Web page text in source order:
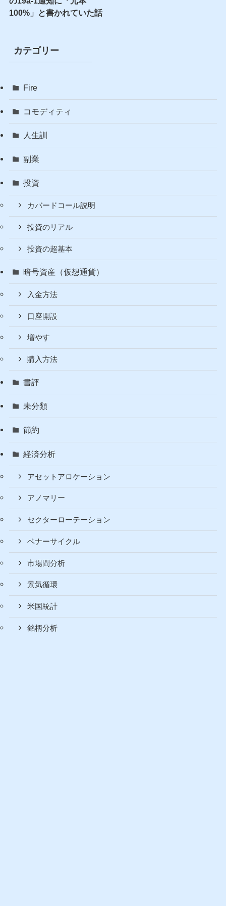
100%」と書かれていた話
カテゴリー
Fire
コモディティ
人生訓
副業
投資
カバードコール説明
投資のリアル
投資の超基本
暗号資産（仮想通貨）
入金方法
口座開設
増やす
購入方法
書評
未分類
節約
経済分析
アセットアロケーション
アノマリー
セクターローテーション
ベナーサイクル
市場間分析
景気循環
米国統計
銘柄分析